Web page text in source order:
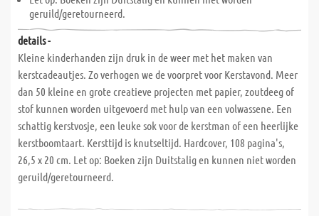
geruild/geretourneerd.
details -
Kleine kinderhanden zijn druk in de weer met het maken van
kerstcadeautjes. Zo verhogen we de voorpret voor Kerstavond. Meer
dan 50 kleine en grote creatieve projecten met papier, zoutdeeg of
stof kunnen worden uitgevoerd met hulp van een volwassene. Een
schattig kerstvosje, een leuke sok voor de kerstman of een heerlijke
kerstboomtaart. Kersttijd is knutseltijd. Hardcover, 108 pagina's,
26,5 x 20 cm. Let op: Boeken zijn Duitstalig en kunnen niet worden
geruild/geretourneerd.